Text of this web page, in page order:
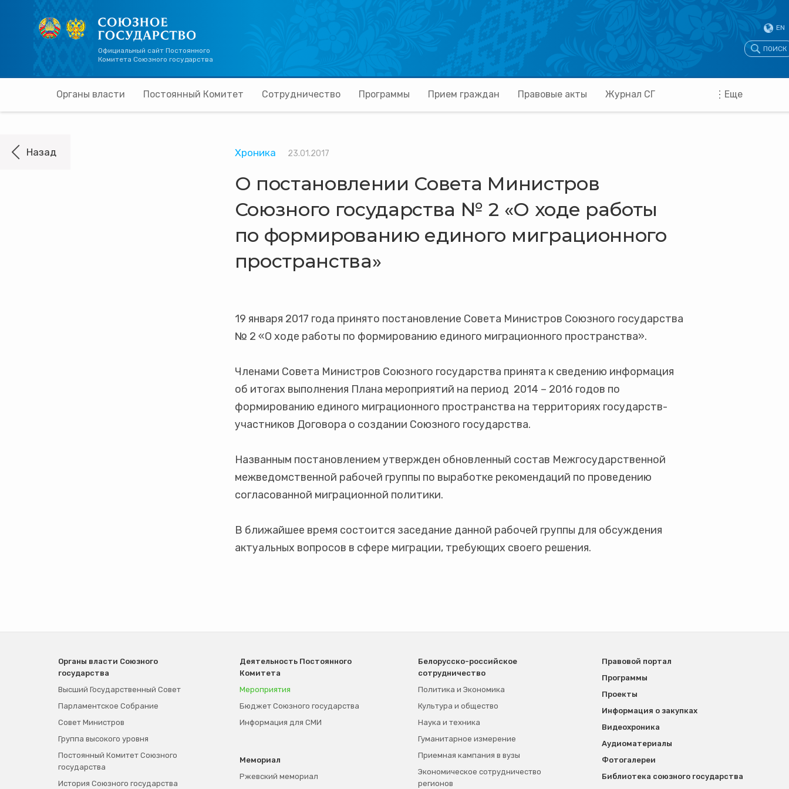
Официальный сайт Постоянного
Комитета Союзного государства
EN
ПОИСК
Органы власти Постоянный Комитет Сотрудничество Программы Прием граждан Правовые акты Журнал СГ Еще
Хроника 23.01.2017
О постановлении Совета Министров
Союзного государства № 2 «О ходе работы
по формированию единого миграционного
пространства»
19 января 2017 года принято постановление Совета Министров Союзного государства
№ 2 «О ходе работы по формированию единого миграционного пространства».
Членами Совета Министров Союзного государства принята к сведению информация
об итогах выполнения Плана мероприятий на период 2014 – 2016 годов по
формированию единого миграционного пространства на территориях государств-
участников Договора о создании Союзного государства.
Названным постановлением утвержден обновленный состав Межгосударственной
межведомственной рабочей группы по выработке рекомендаций по проведению
согласованной миграционной политики.
В ближайшее время состоится заседание данной рабочей группы для обсуждения
актуальных вопросов в сфере миграции, требующих своего решения.
Органы власти Союзного
государства
Высший Государственный Совет
Парламентское Собрание
Совет Министров
Группа высокого уровня
Постоянный Комитет Союзного
государства
История Союзного государства
Деятельность Постоянного
Комитета
Мероприятия
Бюджет Союзного государства
Информация для СМИ
Мемориал
Ржевский мемориал
Белорусско-российское
сотрудничество
Политика и Экономика
Культура и общество
Наука и техника
Гуманитарное измерение
Приемная кампания в вузы
Экономическое сотрудничество
регионов
Правовой портал
Программы
Проекты
Информация о закупках
Видеохроника
Аудиоматериалы
Фотогалереи
Библиотека союзного государства